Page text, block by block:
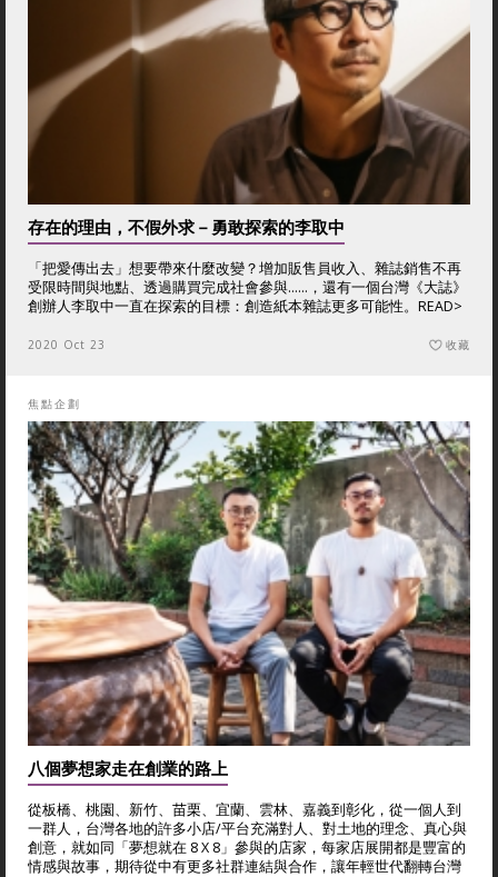
存在的理由，不假外求－勇敢探索的李取中
「把愛傳出去」想要帶來什麼改變？增加販售員收入、雜誌銷售不再
受限時間與地點、透過購買完成社會參與……，還有一個台灣《大誌》
創辦人李取中一直在探索的目標：創造紙本雜誌更多可能性。 READ>
2020 Oct 23 收藏
焦點企劃
八個夢想家走在創業的路上
從板橋、桃園、新竹、苗栗、宜蘭、雲林、嘉義到彰化，從一個人到
一群人，台灣各地的許多小店/平台充滿對人、對土地的理念、真心與
創意，就如同「夢想就在 8 X 8」參與的店家，每家店展開都是豐富的
情感與故事，期待從中有更多社群連結與合作，讓年輕世代翻轉台灣